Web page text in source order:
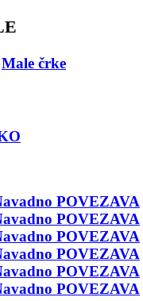
Male črke
POVEZAVA
POVEZAVA
POVEZAVA
POVEZAVA
POVEZAVA
POVEZAVA